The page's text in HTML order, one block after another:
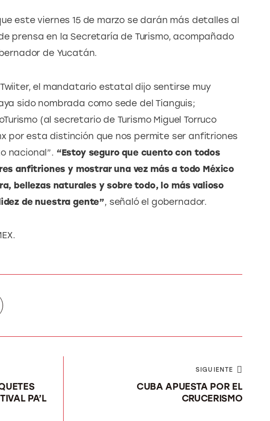
este viernes 15 de marzo se darán más detalles al
prensa en la Secretaría de Turismo, acompañado
de Yucatán.
el mandatario estatal dijo sentirse muy
sido nombrada como sede del Tianguis;
(al secretario de Turismo Miguel Torruco
por esta distinción que nos permite ser anfitriones
nacional”. “Estoy seguro que cuento con todos
anfitriones y mostrar una vez más a todo México
bellezas naturales y sobre todo, lo más valioso
de nuestra gente”, señaló el gobernador.
PA’L
SIGUIENTE
CUBA APUESTA POR EL
CRUCERISMO